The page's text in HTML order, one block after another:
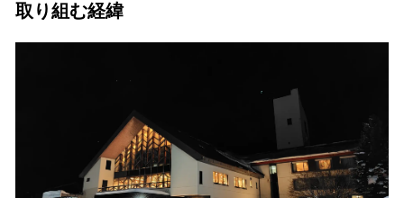
取り組む経緯